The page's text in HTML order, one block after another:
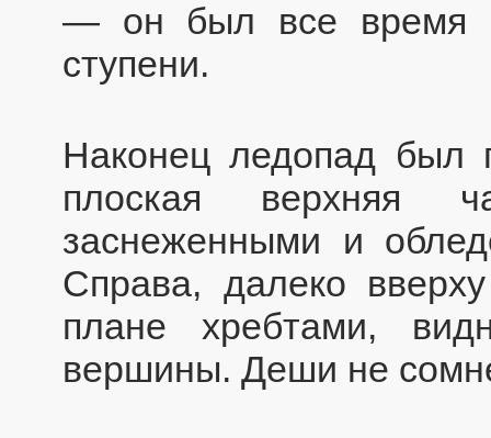
— он был все время
ступени.
Наконец ледопад был
плоская верхняя
заснеженными и
Справа, далеко
плане хребтами,
вершины. Деши не